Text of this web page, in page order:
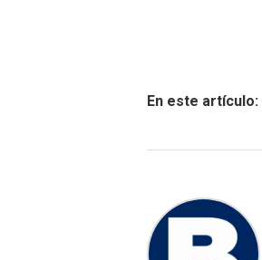
En este artículo: